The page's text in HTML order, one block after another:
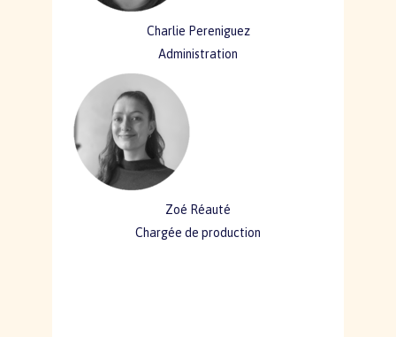
Charlie Pereniguez
Administration
Zoé Réauté
Chargée de production